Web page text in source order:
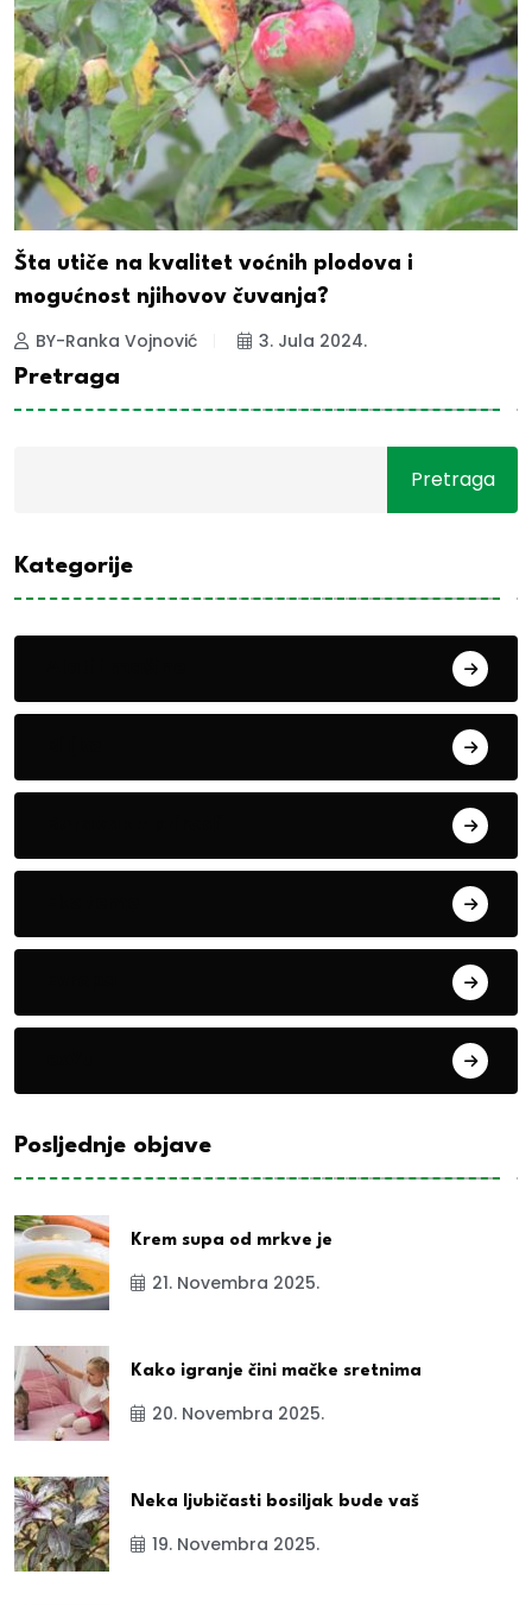
Šta utiče na kvalitet voćnih plodova i
mogućnost njihovov čuvanja?
BY-Ranka Vojnović
3. Jula 2024.
Pretraga
Pretraga
Kategorije
Posljednje objave
Krem supa od mrkve je
21. Novembra 2025.
Kako igranje čini mačke sretnima
20. Novembra 2025.
Neka ljubičasti bosiljak bude vaš
19. Novembra 2025.